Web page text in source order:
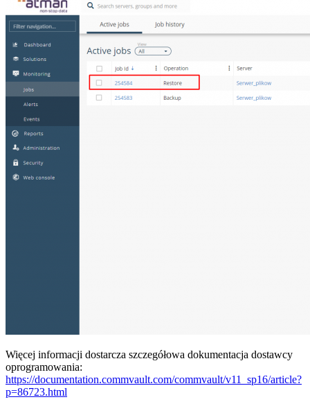
Więcej informacji dostarcza szczegółowa dokumentacja dostawcy
oprogramowania:
https://documentation.commvault.com/commvault/v11_sp16/article?
p=86723.html